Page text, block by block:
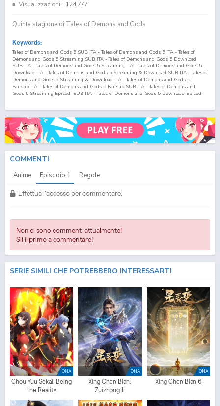
Visualizzazioni:
124.777
Quinta stagione di Tales of Demons and Gods
Keywords:
Tales of Demons and Gods 5 SUB ITA - Tales of Demons and Gods 5 ITA - Tales of
Demons and Gods 5 Streaming SUB ITA - Tales of Demons and Gods 5 Download
SUB ITA - Tales of Demons and Gods 5 Streaming ITA - Tales of Demons and Gods 5
Download ITA - Tales of Demons and Gods 5 Streaming & Download SUB ITA - Tales of
Demons and Gods 5 Streaming & Download ITA - Tales of Demons and Gods 5
Fansub ITA - Tales of Demons and Gods 5 Fansub SUB ITA - Tales of Demons and
Gods 5 Streaming Episodi SUB ITA - Tales of Demons and Gods 5 Download Episodi
- Tales of Demons and Gods 5 Streaming Episodio1SUB ITA - Tales of Demons and
Gods 5 Streaming Episodio 1 ITA - Tales of Demons and Gods 5 Download Episodio1
SUB ITA - Tales of Demons and Gods 5 Download Episodio 1ITA Yao Shen ji 5 SUB ITA
- Yao Shen ji 5 ITA - Yao Shen ji 5 Streaming SUB ITA - Yao Shen ji 5 Download SUB
Streaming & Download SUB ITA - Yao Shen ji 5 Streaming & Download ITA - Yao Shen
ji 5 Fansub ITA - Yao Shen ji 5 Fansub SUB ITA - Yao Shen ji 5 Streaming Episodi SUB
Episodi Yao Shen ji 5 SUB ITA - Lista Episodi Yao Shen ji 5 ITA - Yao Shen ji 5 Episodio
SUB ITA - Yao Shen ji 5 Episodio
- Yao Shen ji 5 Streaming Episodio
ITA - Yao Shen ji 5 Download Episodio
- Yao Shen ji 5 Download Episodio1ITA
COMMENTI
Anime Episodio 1 Regole
Effettua l'accesso per commentare.
Non ci sono commenti attualmente!
Sii il primo a commentare!
SERIE SIMILI CHE POTREBBERO INTERESSARTI
ONA
Chou Yuu Sekai: Being
the Reality
ONA
Xing Chen Bian:
Zuizhong Ji
ONA
Xing Chen Bian 6